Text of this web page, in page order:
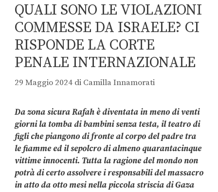
QUALI SONO LE VIOLAZIONI
COMMESSE DA ISRAELE? CI
RISPONDE LA CORTE
PENALE INTERNAZIONALE
29 Maggio 2024 di Camilla Innamorati
Da zona sicura Rafah è diventata in meno di venti
giorni la tomba di bambini senza testa, il teatro di
figli che piangono di fronte al corpo del padre tra
le fiamme ed il sepolcro di almeno quarantacinque
vittime innocenti. Tutta la ragione del mondo non
potrà di certo assolvere i responsabili del massacro
in atto da otto mesi nella piccola striscia di Gaza